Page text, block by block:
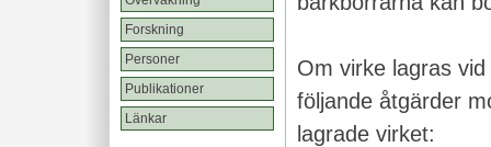
Forskning
Personer
Publikationer
Länkar
Om virke lagras
följande åtgärder
lagrade virket: